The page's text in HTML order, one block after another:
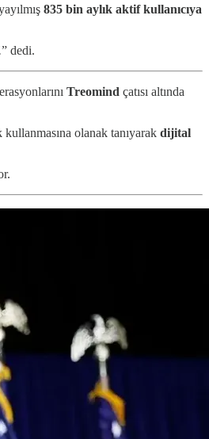
835 bin aylık aktif kullanıcıya
” dedi.
Treomind çatısı altında
kullanmasına olanak tanıyarak dijital